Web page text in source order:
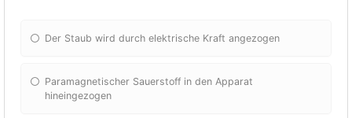
Der Staub wird durch elektrische Kraft angezogen
Paramagnetischer Sauerstoff in den Apparat
hineingezogen